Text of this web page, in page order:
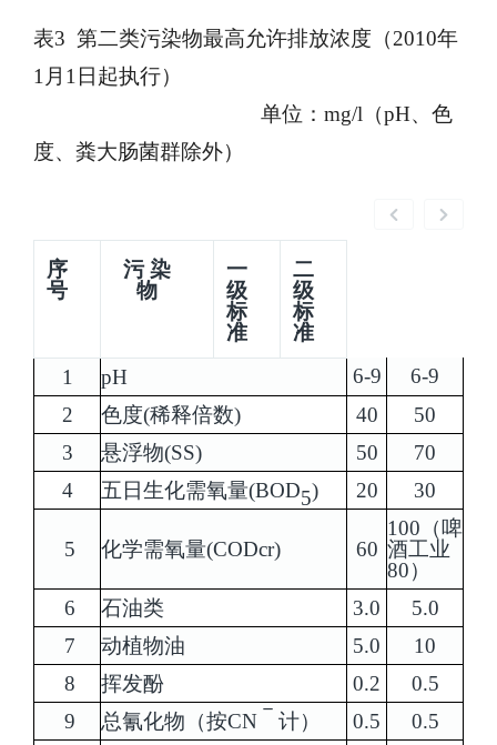
表3 第二类污染物最高允许排放浓度（2010年
1月1日起执行）
单位：mg/l（pH、色
度、粪大肠菌群除外）
序
号
污 染
物
一
级
标
准
二
级
标
准
1
pH 6-9
6-9
2
色度(稀释倍数) 40
50
3
悬浮物(SS) 50
70
4
五日生化需氧量(BOD5) 20 30
5 化学需氧量(CODcr) 60
100（啤
酒工业
80）
6
石油类 3.0
5.0
7
动植物油 5.0
10
8
挥发酚 0.2
0.5
9
总氰化物（按CN
－
计） 0.5
0.5